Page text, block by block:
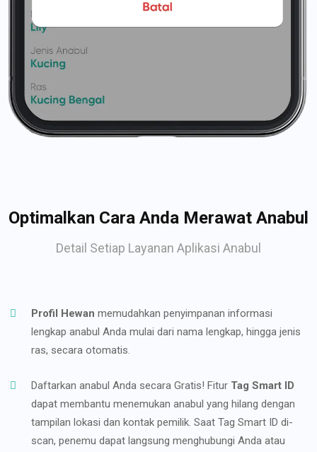
Optimalkan Cara Anda Merawat Anabul
Detail Setiap Layanan Aplikasi Anabul
Profil Hewan memudahkan penyimpanan informasi
lengkap anabul Anda mulai dari nama lengkap, hingga jenis
ras, secara otomatis.
Daftarkan anabul Anda secara Gratis! Fitur Tag Smart ID
dapat membantu menemukan anabul yang hilang dengan
tampilan lokasi dan kontak pemilik. Saat Tag Smart ID di-
scan, penemu dapat langsung menghubungi Anda atau